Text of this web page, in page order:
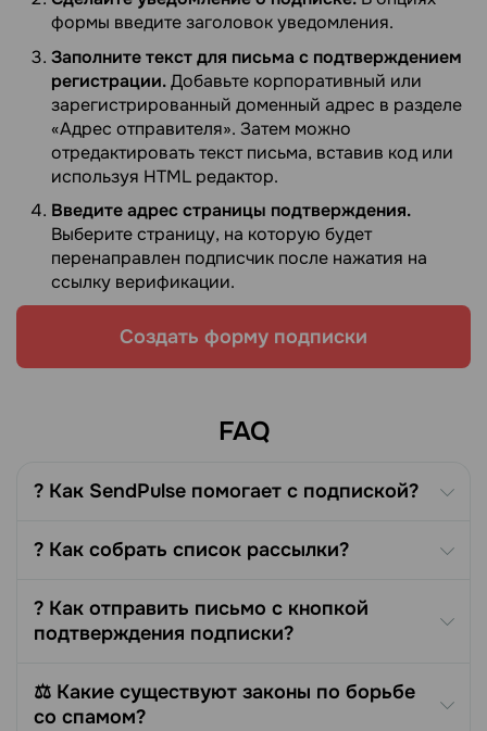
формы введите заголовок уведомления.
Заполните текст для письма с подтверждением
регистрации.Добавьте корпоративный или
зарегистрированный доменный адрес в разделе
«Адрес отправителя». Затем можно
отредактировать текст письма, вставив код или
используя HTML редактор.
Введите адрес страницы подтверждения.
Выберите страницу, на которую будет
перенаправлен подписчик после нажатия на
ссылку верификации.
Создать форму подписки
FAQ
? Как SendPulse помогает с подпиской?
? Как собрать список рассылки?
? Как отправить письмо с кнопкой
подтверждения подписки?
⚖️ Какие существуют законы по борьбе
со спамом?